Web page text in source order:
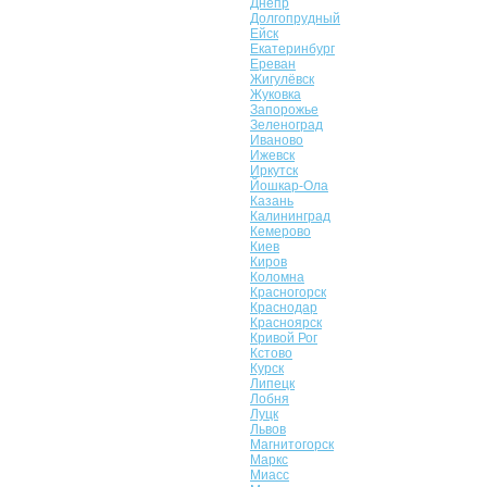
Днепр
Долгопрудный
Ейск
Екатеринбург
Ереван
Жигулёвск
Жуковка
Запорожье
Зеленоград
Иваново
Ижевск
Иркутск
Йошкар-Ола
Казань
Калининград
Кемерово
Киев
Киров
Коломна
Красногорск
Краснодар
Красноярск
Кривой Рог
Кстово
Курск
Липецк
Лобня
Луцк
Львов
Магнитогорск
Маркс
Миасс